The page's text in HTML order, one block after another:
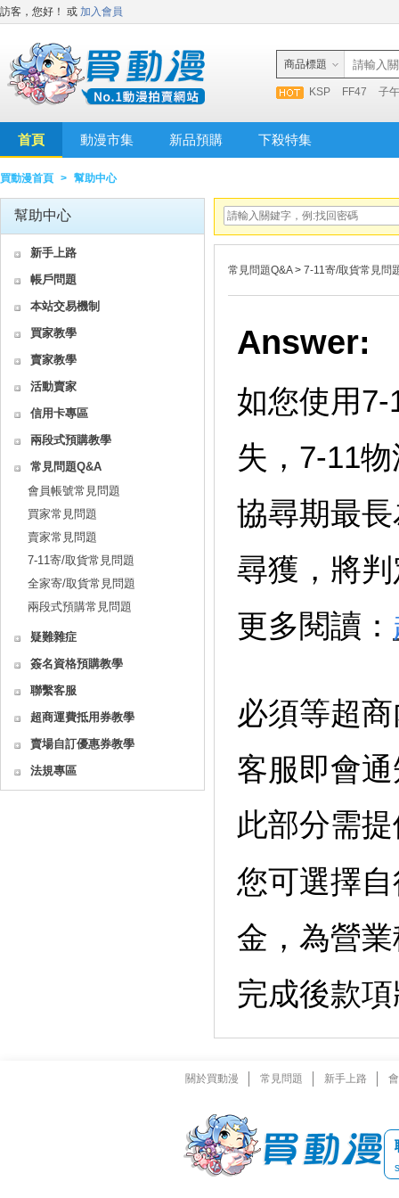
訪客，您好！ 或 加入會員
商品標題
KSP FF47 子
首頁 動漫市集 新品預購 下殺特集
買動漫首頁 > 幫助中心
幫助中心
新手上路
帳戶問題
本站交易機制
買家教學
賣家教學
活動賣家
信用卡專區
兩段式預購教學
常見問題Q&A
會員帳號常見問題
買家常見問題
賣家常見問題
7-11寄/取貨常見問題
全家寄/取貨常見問題
兩段式預購常見問題
疑難雜症
簽名資格預購教學
聯繫客服
超商運費抵用券教學
賣場自訂優惠券教學
法規專區
常見問題Q&A> 7-11寄/取貨常見問
Answer:
如您使用
失，7-11
協尋期最
尋獲，將
更多閱讀：
必須等超
客服即會
此部分需
您可選擇
金，為營
完成後款
關於買動漫 常見問題 新手上路